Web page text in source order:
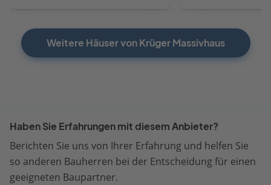
Weitere Häuser von Krüger Massivhaus
Haben Sie Erfahrungen mit diesem Anbieter?
Berichten Sie uns von Ihrer Erfahrung und helfen Sie
so anderen Bauherren bei der Entscheidung für einen
geeigneten Baupartner.